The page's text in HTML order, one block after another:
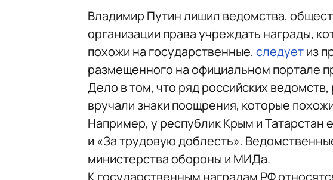
Владимир Путин лишил ведомства,
организации права учреждать награды,
похожи на государственные, следуетиз
размещенного на официальном портале
Дело в том, что ряд российских
вручали знаки поощрения, которые
Например, у республик Крым и Татарстан
и «За трудовую доблесть».
министерства обороны и МИДа.
К государственным наградам РФ